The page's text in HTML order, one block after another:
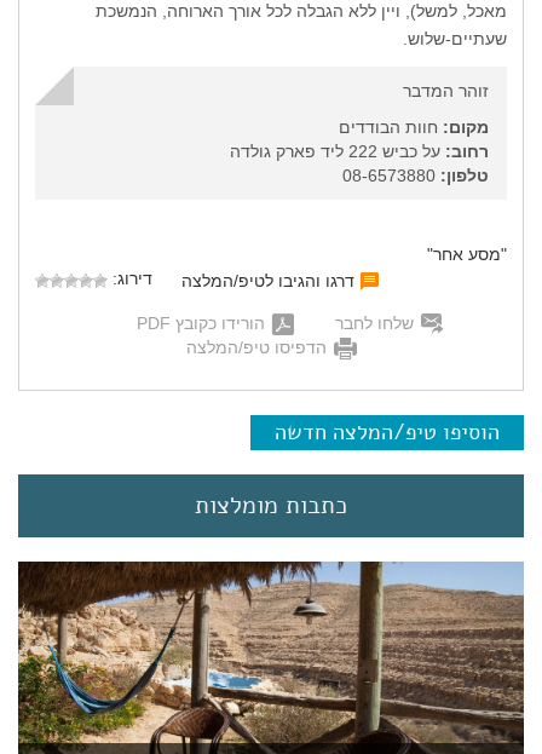
מאכל, למשל), ויין ללא הגבלה לכל אורך הארוחה, הנמשכת
שעתיים-שלוש.
זוהר המדבר
מקום: חוות הבודדים
רחוב: על כביש 222 ליד פארק גולדה
טלפון:
"מסע אחר"
דרגו והגיבו לטיפ/המלצה
דירוג:
שלחו לחבר
הורידו כקובץ PDF
הדפיסו טיפ/המלצה
הוסיפו טיפ/המלצה חדשה
כתבות מומלצות